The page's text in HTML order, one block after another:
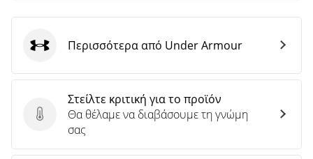
Στείλτε κριτική για το προϊόν
Στείλτε κριτική για το προϊόν
Θα θέλαμε να διαβάσουμε τη γνώμη
σας
Under Armour
Περισσότερα από Under Armour